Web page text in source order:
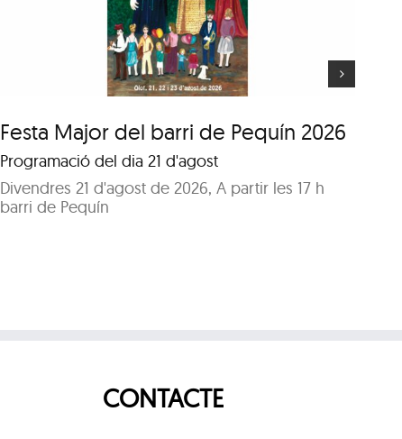
Festa Major del barri de Pequín 2026
Programació del dia 21 d'agost
Divendres 21 d'agost de 2026, A partir les 17 h
barri de Pequín
Pequín 2026
CONTACTE